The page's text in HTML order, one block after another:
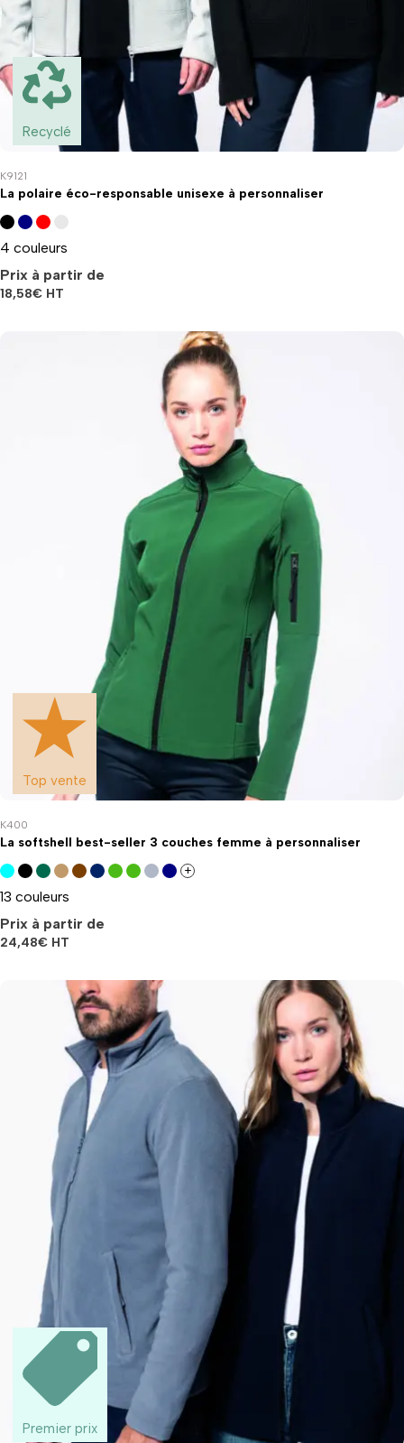
Recyclé
K9121
La polaire éco-responsable unisexe à personnaliser
4 couleurs
Prix à partir de
18,58€ HT
Top vente
K400
La softshell best-seller 3 couches femme à personnaliser
+
13 couleurs
Prix à partir de
24,48€ HT
Premier prix